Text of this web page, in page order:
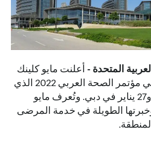
المتحدة - أعلنت مايو كلينك
عن مشاركتها في مؤتمر الصحة العربي 2022 الذي
سينعقد بين 24 و27 يناير في دبي. وتُعرف مايو
الطويلة في خدمة المرضى